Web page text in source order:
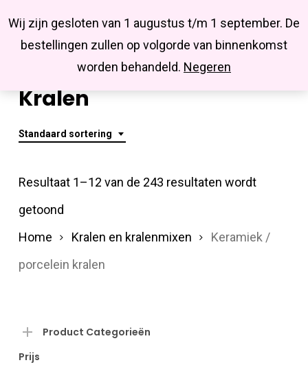
Wij zijn gesloten van 1 augustus t/m 1 september. De
bestellingen zullen op volgorde van binnenkomst
worden behandeld. Negeren
main
Missbluesieraden
searchaccount
Keramiek / Porcelein
Kralen
Standaard sortering
Resultaat 1–12 van de 243 resultaten wordt
getoond
Home
Kralen en kralenmixen
Keramiek /
porcelein kralen
Product Categorieën
Prijs
Close